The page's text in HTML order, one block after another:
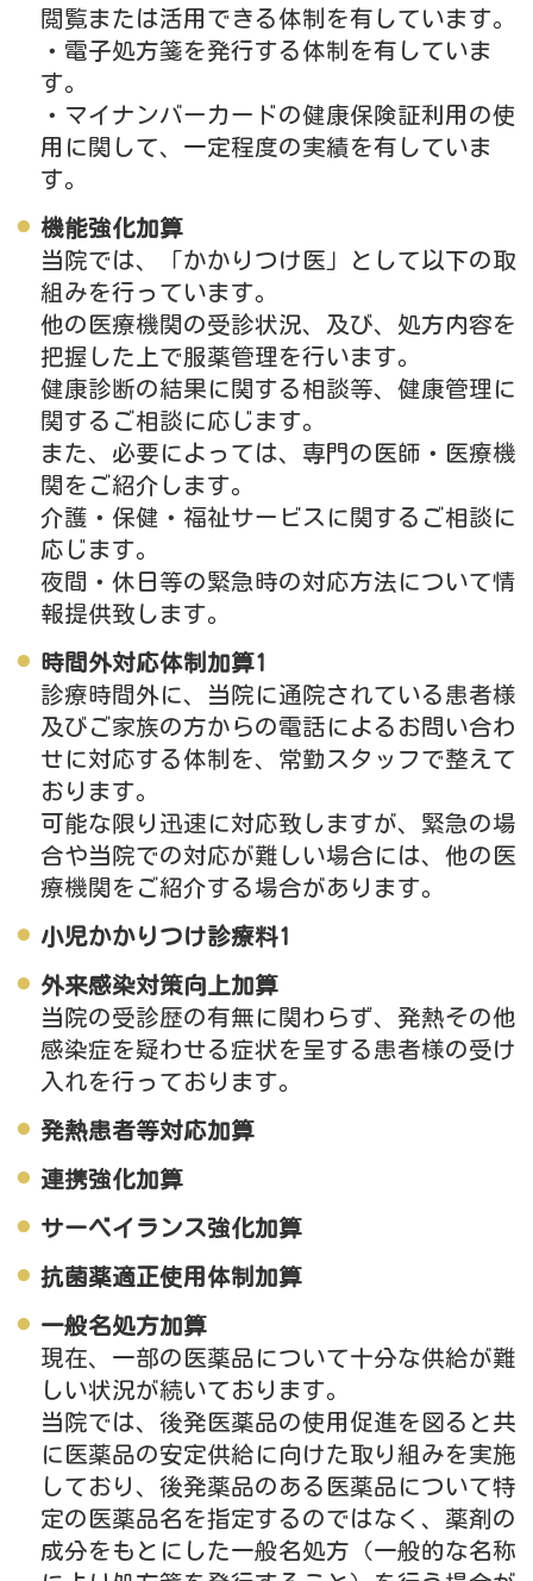
閲覧または活用できる体制を有しています。
・電子処方箋を発行する体制を有していま
す。
・マイナンバーカードの健康保険証利用の使
用に関して、一定程度の実績を有していま
す。
機能強化加算
当院では、「かかりつけ医」として以下の取
組みを行っています。
他の医療機関の受診状況、及び、処方内容を
把握した上で服薬管理を行います。
健康診断の結果に関する相談等、健康管理に
関するご相談に応じます。
また、必要によっては、専門の医師・医療機
関をご紹介します。
介護・保健・福祉サービスに関するご相談に
応じます。
夜間・休日等の緊急時の対応方法について情
報提供致します。
時間外対応体制加算1
診療時間外に、当院に通院されている患者様
及びご家族の方からの電話によるお問い合わ
せに対応する体制を、常勤スタッフで整えて
おります。
可能な限り迅速に対応致しますが、緊急の場
合や当院での対応が難しい場合には、他の医
療機関をご紹介する場合があります。
小児かかりつけ診療料1
外来感染対策向上加算
当院の受診歴の有無に関わらず、発熱その他
感染症を疑わせる症状を呈する患者様の受け
入れを行っております。
発熱患者等対応加算
連携強化加算
サーベイランス強化加算
抗菌薬適正使用体制加算
一般名処方加算
現在、一部の医薬品について十分な供給が難
しい状況が続いております。
当院では、後発医薬品の使用促進を図ると共
に医薬品の安定供給に向けた取り組みを実施
しており、後発薬品のある医薬品について特
定の医薬品名を指定するのではなく、薬剤の
成分をもとにした一般名処方（一般的な名称